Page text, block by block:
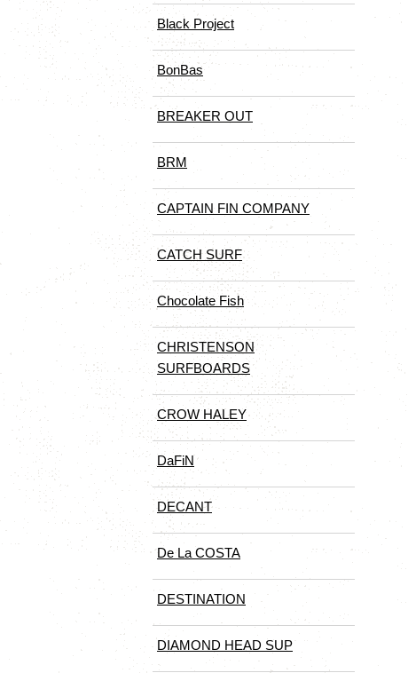
Black Project
BonBas
BREAKER OUT
BRM
CAPTAIN FIN COMPANY
CATCH SURF
Chocolate Fish
CHRISTENSON
SURFBOARDS
CROW HALEY
DaFiN
DECANT
De La COSTA
DESTINATION
DIAMOND HEAD SUP